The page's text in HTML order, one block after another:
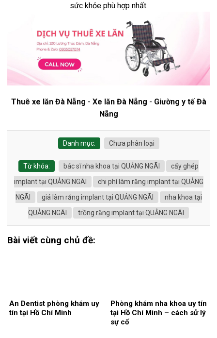
sức khỏe phù hợp nhất.
Thuê xe lăn Đà Nẵng - Xe lăn Đà Nẵng - Giường y tế Đà
Nẵng
Danh mục: Chưa phân loại
Từ khóa: bác sĩ nha khoa tại QUẢNG NGÃI
cấy ghép
implant tại QUẢNG NGÃI
chi phí làm răng implant tại QUẢNG
NGÃI
giá làm răng implant tại QUẢNG NGÃI
nha khoa tại
QUẢNG NGÃI
trồng răng implant tại QUẢNG NGÃI
Bài viết cùng chủ đề:
An Dentist phòng khám uy
tín tại Hồ Chí Minh
Phòng khám nha khoa uy tín
tại Hồ Chí Minh – cách sử lý
sự cố